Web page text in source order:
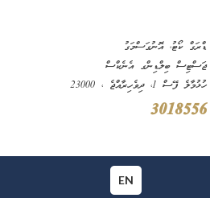
ޑްރަގް ކޯޓު، އޮނުގަސްމަގު
ޖަސްޓިސް ބިލްޑިންގ އެނެކްސް
ހުޅުމާލެ ފޭސް 1، ދިވެހިރާއްޖެ ، 23000
3018556
EN